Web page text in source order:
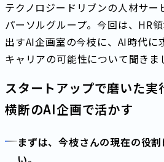
テクノロジードリブンの人材サー
パーソルグループ。今回は、HR
出すAI企画室の今枝に、AI時代に
キャリアの可能性について聞きま
スタートアップで磨いた実
横断のAI企画で活かす
まずは、今枝さんの現在の役
い。